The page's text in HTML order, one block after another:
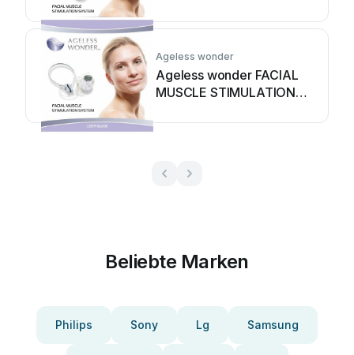
Ageless wonder
Ageless wonder FACIAL
MUSCLE STIMULATION
Bedienungsanleitung
Beliebte Marken
Philips Sony Lg Samsung